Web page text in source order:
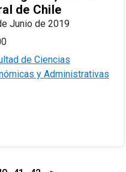
de Chile
Junio de 2019
de Ciencias
y Administrativas